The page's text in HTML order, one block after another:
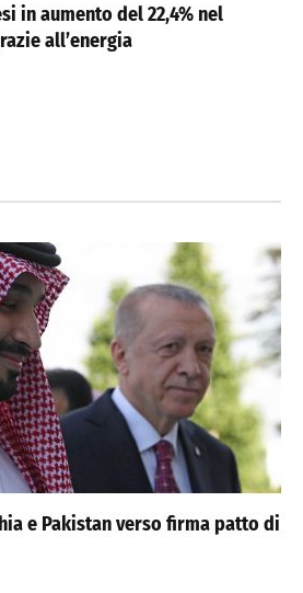
in aumento del 22,4% nel
all’energia
e Pakistan verso firma patto di